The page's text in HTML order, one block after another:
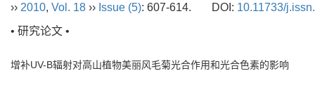
›› 2010, Vol. 18 ›› Issue (5): 607-614. DOI: 10.11733/
• 研究论文 •
增补UV-B辐射对高山植物美丽风毛菊光合作用和光合色素的影响